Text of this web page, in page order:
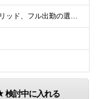
＼フルリモート、ハイブリッド、フル出勤の選択可＆帰社日なし／ 【下記エリアを中心とするクライアント先または自宅にて勤務】 ■首都圏：東京・埼玉・千葉・神奈川 ■関西：大阪・兵庫・京都・滋賀・奈良・和
検討中に入れる